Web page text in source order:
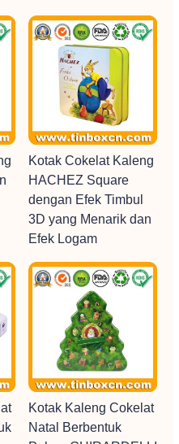
Kotak Cokelat Kaleng
HACHEZ Square
dengan Efek Timbul
3D yang Menarik dan
Efek Logam
Kotak Kaleng Cokelat
Natal Berbentuk